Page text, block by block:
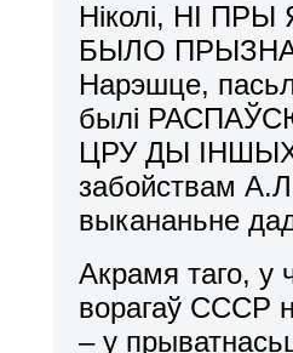
Ніколі, НІ
БЫЛО
Нарэшце,
былі
ЦРУ ДЫ
забойствам
выкананьне
Акрамя таго, у
ворагаў СССР
– у